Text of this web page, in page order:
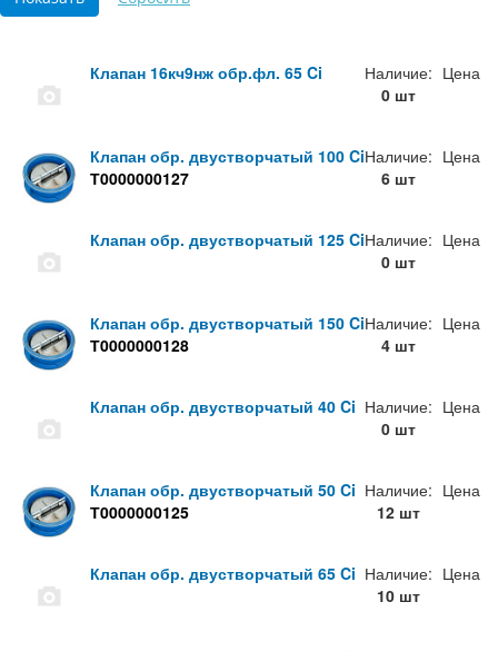
Клапан 16кч9нж обр.фл. 65 Ci
Наличие:
0 шт
Цена
Клапан обр. двустворчатый 100 Ci
Т0000000127
Наличие:
6 шт
Цена
Клапан обр. двустворчатый 125 CiНаличие:
0 шт
Цена
Клапан обр. двустворчатый 150 Ci
Т0000000128
Наличие:
4 шт
Цена
Клапан обр. двустворчатый 40 Ci Наличие:
0 шт
Цена
Клапан обр. двустворчатый 50 Ci
Т0000000125
Наличие:
12 шт
Цена
Клапан обр. двустворчатый 65 Ci Наличие:
10 шт
Цена